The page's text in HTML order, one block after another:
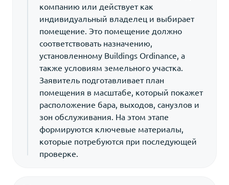
компанию или действует как
индивидуальный владелец и выбирает
помещение. Это помещение должно
соответствовать назначению,
установленному Buildings Ordinance, а
также условиям земельного участка.
Заявитель подготавливает план
помещения в масштабе, который покажет
расположение бара, выходов, санузлов и
зон обслуживания. На этом этапе
формируются ключевые материалы,
которые потребуются при последующей
проверке.